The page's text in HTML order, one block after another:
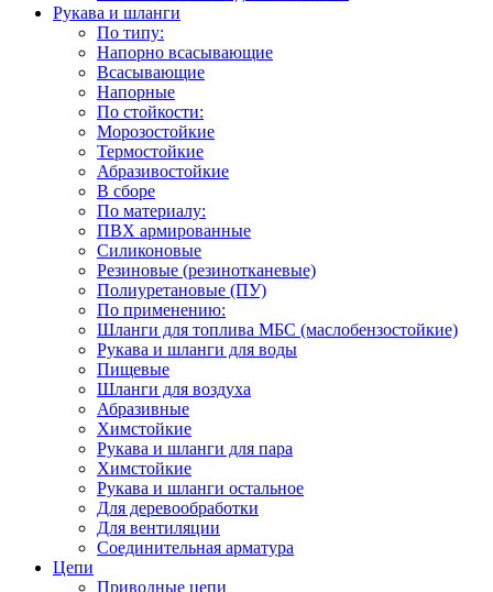
Рукава и шланги
По типу:
Напорно всасывающие
Всасывающие
Напорные
По стойкости:
Морозостойкие
Термостойкие
Абразивостойкие
В сборе
По материалу:
ПВХ армированные
Силиконовые
Резиновые (резинотканевые)
Полиуретановые (ПУ)
По применению:
Шланги для топлива МБС (маслобензостойкие)
Рукава и шланги для воды
Пищевые
Шланги для воздуха
Абразивные
Химстойкие
Рукава и шланги для пара
Химстойкие
Рукава и шланги остальное
Для деревообработки
Для вентиляции
Соединительная арматура
Цепи
Приводные цепи